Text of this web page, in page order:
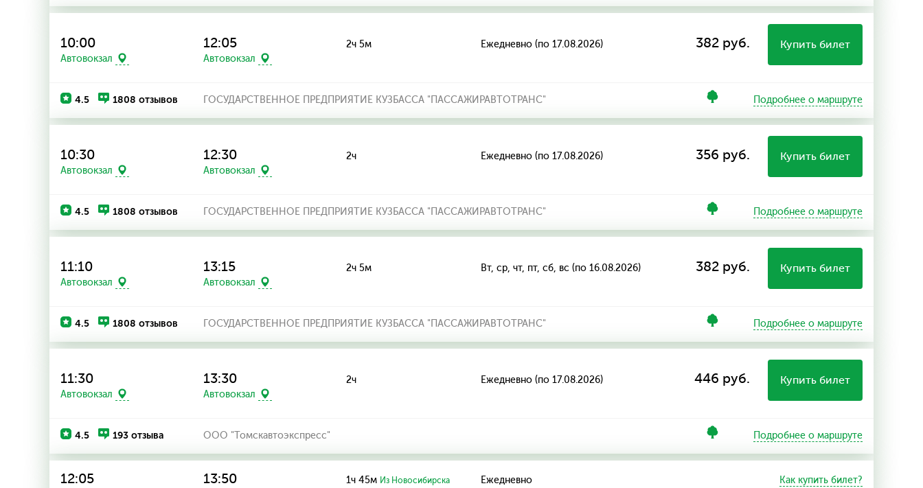
10:00
Автовокзал
12:05
Автовокзал
2ч 5м Ежедневно (по 17.08.2026) 382 руб. Купить билет
4.5 1808 отзывов ГОСУДАРСТВЕННОЕ ПРЕДПРИЯТИЕ КУЗБАССА "ПАССАЖИРАВТОТРАНС" Подробнее о маршруте
10:30
Автовокзал
12:30
Автовокзал
2ч Ежедневно (по 17.08.2026) 356 руб. Купить билет
4.5 1808 отзывов ГОСУДАРСТВЕННОЕ ПРЕДПРИЯТИЕ КУЗБАССА "ПАССАЖИРАВТОТРАНС" Подробнее о маршруте
11:10
Автовокзал
13:15
Автовокзал
2ч 5м Вт, ср, чт, пт, сб, вс (по 16.08.2026) 382 руб. Купить билет
4.5 1808 отзывов ГОСУДАРСТВЕННОЕ ПРЕДПРИЯТИЕ КУЗБАССА "ПАССАЖИРАВТОТРАНС" Подробнее о маршруте
11:30
Автовокзал
13:30
Автовокзал
2ч Ежедневно (по 17.08.2026) 446 руб. Купить билет
4.5 193 отзыва ООО "Томскавтоэкспресс" Подробнее о маршруте
12:05 13:50 1ч 45м Из Новосибирска Ежедневно Как купить билет?